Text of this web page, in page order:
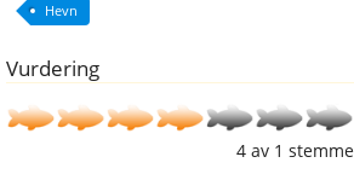
Hevn
Vurdering
4av 1 stemme